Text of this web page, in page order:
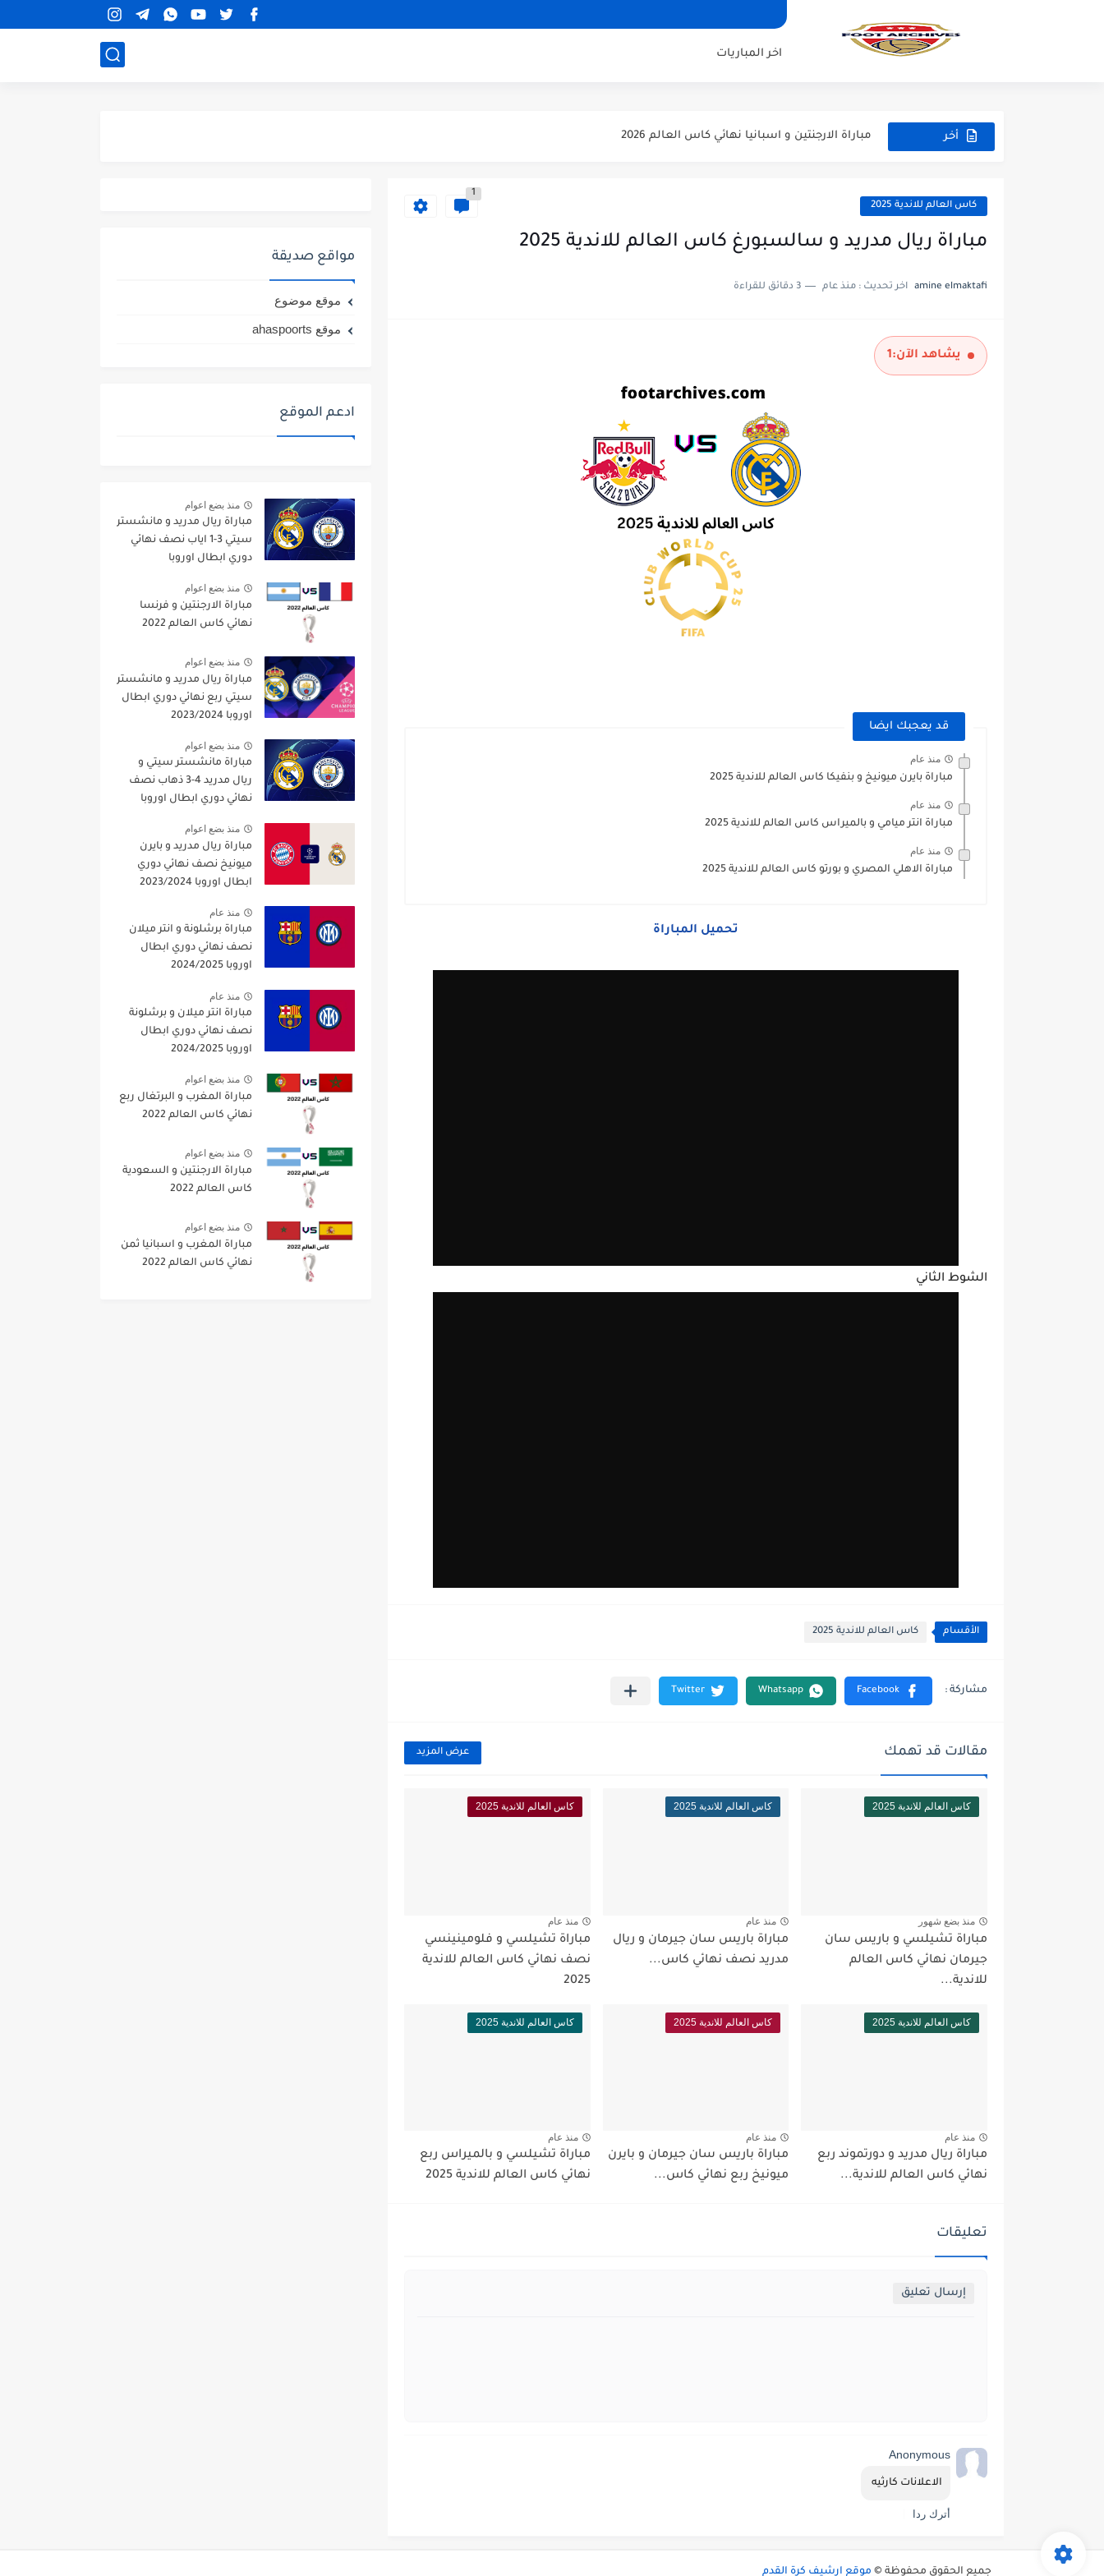
اخر المباريات
أخر
مباراة برشلونة و بيرمنغهام مباراة ودية 2026
مباراة تشيلسي و ويسترن سيدني مباراة ودية 2026
كاس العالم للاندية 2025
1
مباراة ريال مدريد و سالسبورغ كاس العالم للاندية 2025
amine elmaktafi اخر تحديث : منذ عام 3 دقائق للقراءة
يشاهد الآن:1
قد يعجبك ايضا
منذ عام
مباراة بايرن ميونيخ و بنفيكا كاس العالم للاندية 2025
منذ عام
مباراة انتر ميامي و بالميراس كاس العالم للاندية 2025
منذ عام
مباراة الاهلي المصري و بورتو كاس العالم للاندية 2025
تحميل المباراة
الشوط الثاني
الأقسام كاس العالم للاندية 2025
مقالات قد تهمك عرض المزيد
كاس العالم للاندية 2025
منذ بضع شهور
مباراة تشيلسي و باريس سان
جيرمان نهائي كاس العالم
للاندية...
كاس العالم للاندية 2025
منذ عام
مباراة باريس سان جيرمان و ريال
مدريد نصف نهائي كاس...
كاس العالم للاندية 2025
منذ عام
مباراة تشيلسي و فلومينينسي
نصف نهائي كاس العالم للاندية
2025
كاس العالم للاندية 2025
منذ عام
مباراة ريال مدريد و دورتموند ربع
نهائي كاس العالم للاندية...
كاس العالم للاندية 2025
منذ عام
مباراة باريس سان جيرمان و بايرن
ميونيخ ربع نهائي كاس...
كاس العالم للاندية 2025
منذ عام
مباراة تشيلسي و بالميراس ربع
نهائي كاس العالم للاندية 2025
تعليقات
إرسال تعليق
Anonymous
الاعلانات كارثيه
أترك ردا
مواقع صديقة
موقع موضوع
موقع ahaspoorts
ادعم الموقع
منذ بضع اعوام
مباراة ريال مدريد و مانشستر
سيتي 3-1 اياب نصف نهائي
دوري ابطال اوروبا
منذ بضع اعوام
مباراة الارجنتين و فرنسا
نهائي كاس العالم 2022
منذ بضع اعوام
مباراة ريال مدريد و مانشستر
سيتي ربع نهائي دوري ابطال
اوروبا 2023/2024
منذ بضع اعوام
مباراة مانشستر سيتي و
ريال مدريد 4-3 ذهاب نصف
نهائي دوري ابطال اوروبا
منذ بضع اعوام
مباراة ريال مدريد و بايرن
ميونيخ نصف نهائي دوري
ابطال اوروبا 2023/2024
منذ عام
مباراة برشلونة و انتر ميلان
نصف نهائي دوري ابطال
اوروبا 2024/2025
منذ عام
مباراة انتر ميلان و برشلونة
نصف نهائي دوري ابطال
اوروبا 2024/2025
منذ بضع اعوام
مباراة المغرب و البرتغال ربع
نهائي كاس العالم 2022
منذ بضع اعوام
مباراة الارجنتين و السعودية
كاس العالم 2022
منذ بضع اعوام
مباراة المغرب و اسبانيا ثمن
نهائي كاس العالم 2022
جميع الحقوق محفوظة © موقع ارشيف كرة القدم